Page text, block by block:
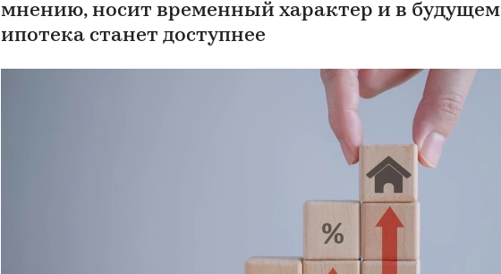
мнению, носит временный характер и в будущем
ипотека станет доступнее